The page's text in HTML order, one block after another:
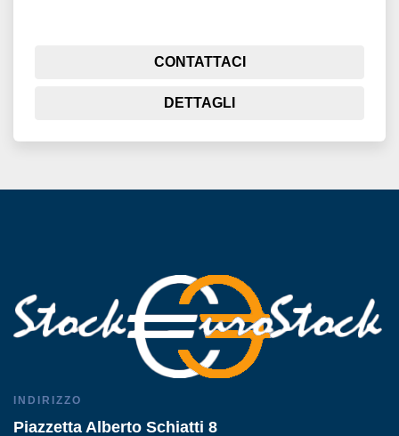
CONTATTACI
DETTAGLI
INDIRIZZO
Piazzetta Alberto Schiatti 8